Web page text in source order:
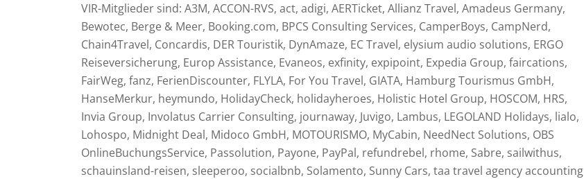
VIR-Mitglieder sind: A3M, ACCON-RVS, act, adigi, AERTicket, Allianz Travel, Amadeus Germany,
Bewotec, Berge & Meer, Booking.com, BPCS Consulting Services, CamperBoys, CampNerd,
Chain4Travel, Concardis, DER Touristik, DynAmaze, EC Travel, elysium audio solutions, ERGO
Reiseversicherung, Europ Assistance, Evaneos, exfinity, expipoint, Expedia Group, faircations,
FairWeg, fanz, FerienDiscounter, FLYLA, For You Travel, GIATA, Hamburg Tourismus GmbH,
HanseMerkur, heymundo, HolidayCheck, holidayheroes, Holistic Hotel Group, HOSCOM, HRS,
Invia Group, Involatus Carrier Consulting, journaway, Juvigo, Lambus, LEGOLAND Holidays, lialo,
Lohospo, Midnight Deal, Midoco GmbH, MOTOURISMO, MyCabin, NeedNect Solutions, OBS
OnlineBuchungsService, Passolution, Payone, PayPal, refundrebel, rhome, Sabre, sailwithus,
schauinsland-reisen, sleeperoo, socialbnb, Solamento, Sunny Cars, taa travel agency accounting